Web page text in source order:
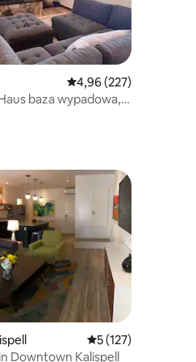
150Średnia ocena: 4,96
4,96 (227)
baza wypadowa,
z kategorii Wybór gości
Średnia ocena: 5
5 (127)
Downtown Kalispell